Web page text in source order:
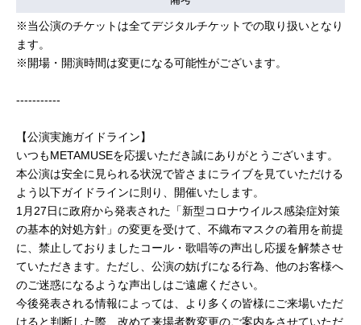
※当公演のチケットは全てデジタルチケットでの取り扱いとなり
ます。
※開場・開演時間は変更になる可能性がございます。
-----------
【公演実施ガイドライン】
いつもMETAMUSEを応援いただき誠にありがとうございます。
本公演は安全に見られる状況で皆さまにライブを見ていただける
よう以下ガイドラインに則り、開催いたします。
1月27日に政府から発表された「新型コロナウイルス感染症対策
の基本的対処方針」の変更を受けて、不織布マスクの着用を前提
に、禁止しておりましたコール・歌唱等の声出し応援を解禁させ
ていただきます。ただし、公演の妨げになる行為、他のお客様へ
のご迷惑になるような声出しはご遠慮ください。
今後発表される情報によっては、より多くの皆様にご来場いただ
けると判断した際、改めて来場者数変更のご案内をさせていただ